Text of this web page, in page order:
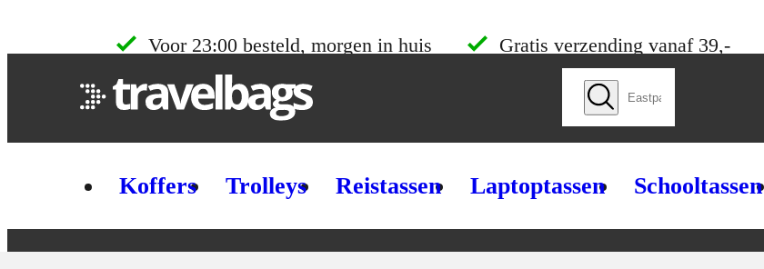
Voor 23:00 besteld, morgen in huis Gratis verzending vanaf 39,-
Koffers Trolleys Reistassen Laptoptassen Schooltassen